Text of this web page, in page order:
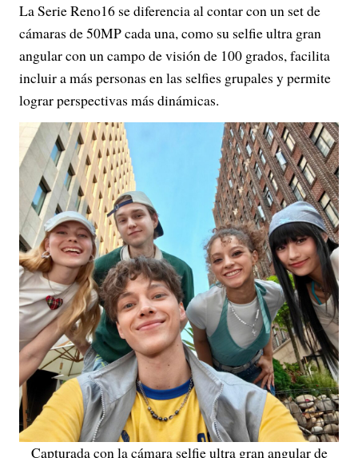
La Serie Reno16 se diferencia al contar con un set de
cámaras de 50MP cada una, como su selfie ultra gran
angular con un campo de visión de 100 grados, facilita
incluir a más personas en las selfies grupales y permite
lograr perspectivas más dinámicas.
Capturada con la cámara selfie ultra gran angular de